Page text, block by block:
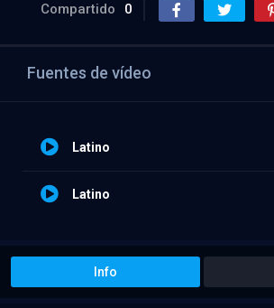
Compartido 0
Fuentes de vídeo
Latino
Latino
Info